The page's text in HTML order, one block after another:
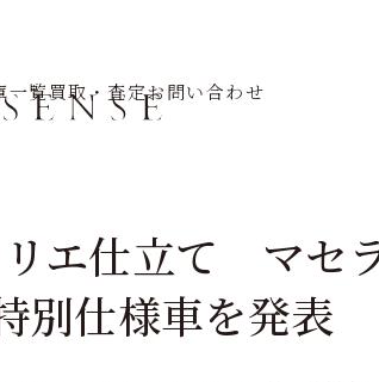
一覧買取・査定お問い合わせ
グレカーレ
エ仕立て マセ
仕様車を発表